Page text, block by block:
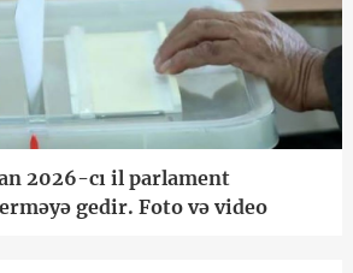
2026-cı il parlament
gedir. Foto və video